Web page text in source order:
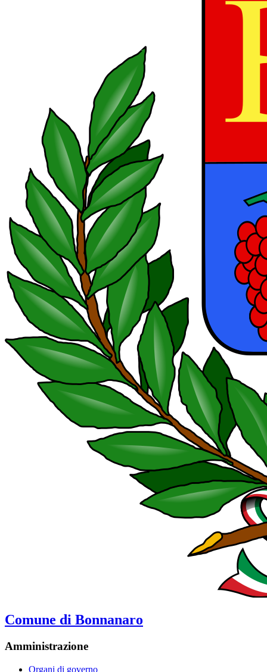
Comune di Bonnanaro
Amministrazione
Organi di governo